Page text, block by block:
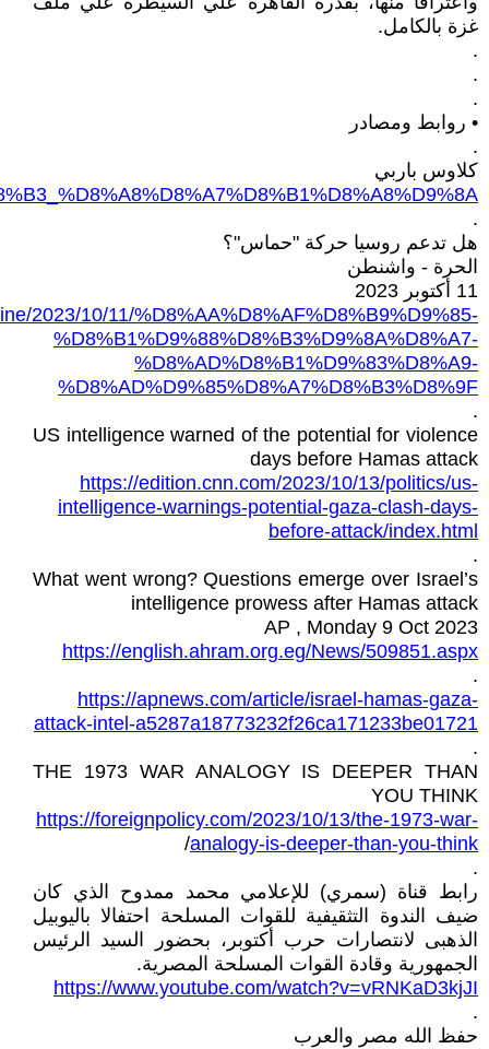
غزة بالكامل.
.
.
.
• روابط ومصادر
.
كلاوس باربي
.
هل تدعم روسيا حركة "حماس"؟
الحرة - واشنطن
11 أكتوبر 2023
2023/10/11/%D8%AA%D8%AF%D8%B9%D9%85-
%D8%B1%D9%88%D8%B3%D9%8A%D8%A7-
%D8%AD%D8%B1%D9%83%D8%A9-
%D8%AD%D9%85%D8%A7%D8%B3%D8%9F
.
US intelligence warned of the potential for violence
days before Hamas attack
https://edition.cnn.com/2023/10/13/politics/us-
intelligence-warnings-potential-gaza-clash-days-
before-attack/index.html
.
What went wrong? Questions emerge over Israel’s
intelligence prowess after Hamas attack
AP , Monday 9 Oct 2023
https://english.ahram.org.eg/News/509851.aspx
.
https://apnews.com/article/israel-hamas-gaza-
attack-intel-a5287a18773232f26ca171233be01721
.
THE 1973 WAR ANALOGY IS DEEPER THAN
YOU THINK
https://foreignpolicy.com/2023/10/13/the-1973-war-
analogy-is-deeper-than-you-think
/
.
رابط قناة (سمري) للإعلامي محمد ممدوح الذي كان
ضيف الندوة التثقيفية للقوات المسلحة احتفالا باليوبيل
الذهبى لانتصارات حرب أكتوبر، بحضور السيد الرئيس
الجمهورية وقادة القوات المسلحة المصرية.
https://www.youtube.com/watch?v=vRNKaD3kjJI
.
حفظ الله مصر والعرب